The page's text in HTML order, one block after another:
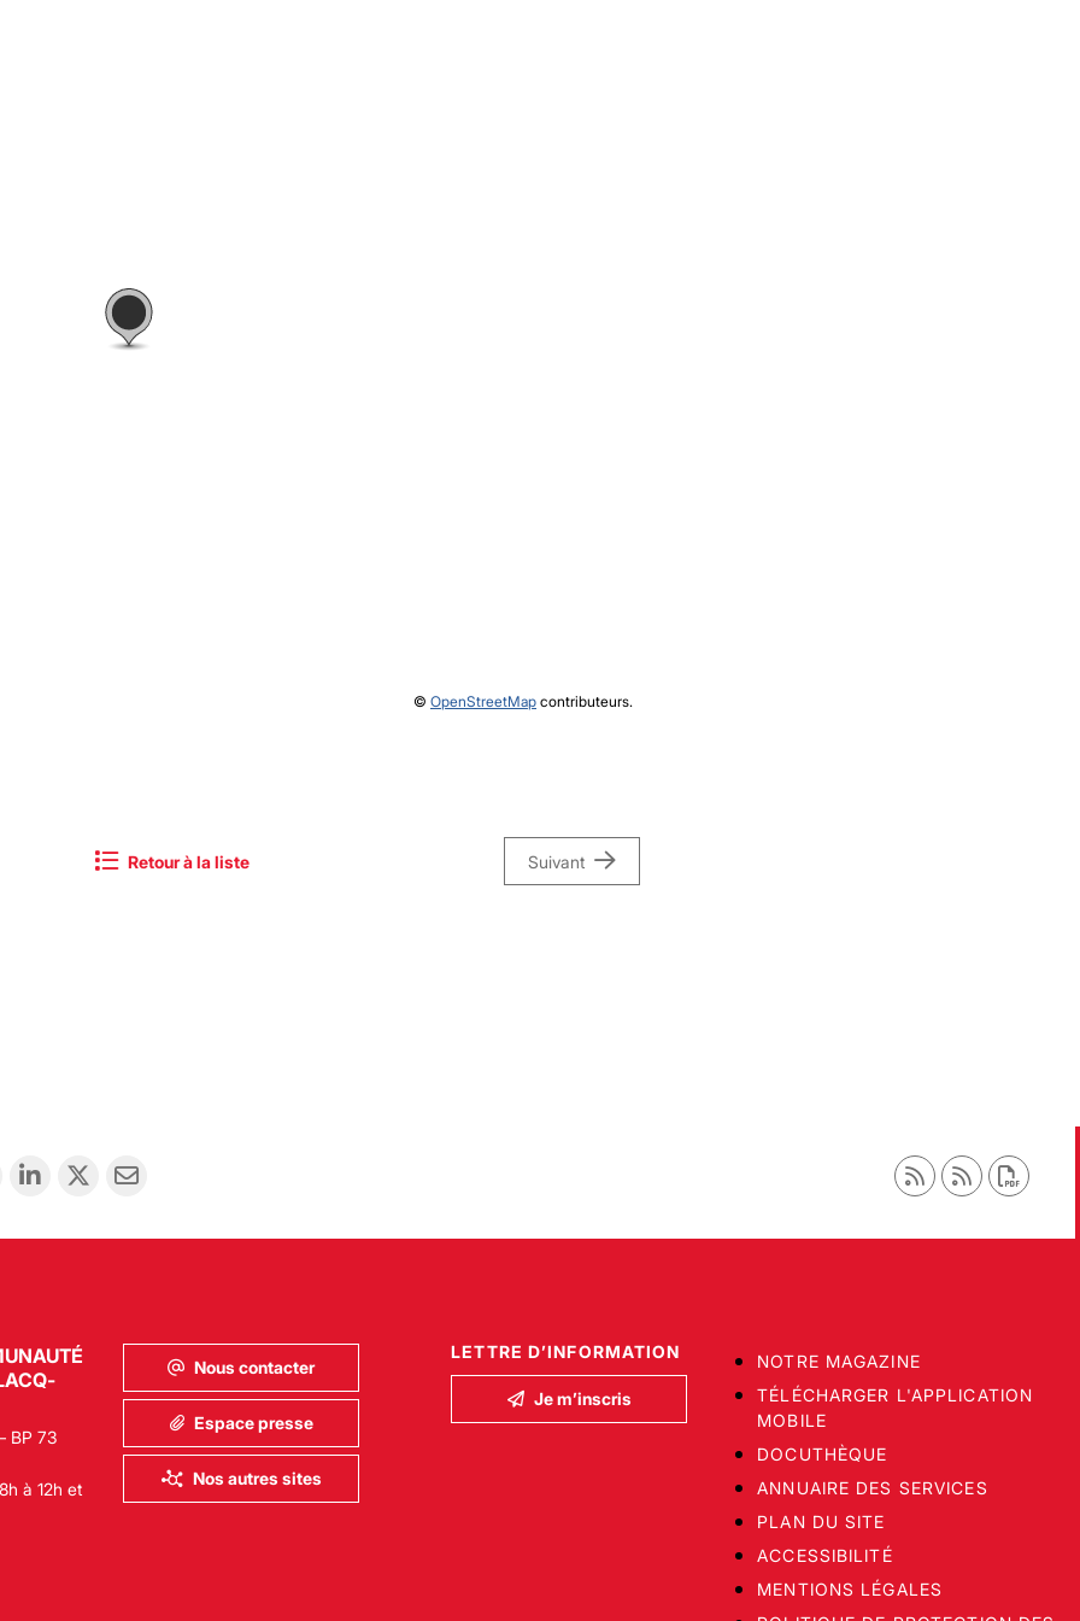
© OpenStreetMap contributeurs.
Retour à la liste Suivant
BP 73
à 12h et
Nous contacter
Espace presse
Nos autres sites
LETTRE D’INFORMATION
Je m’inscris
NOTRE MAGAZINE
TÉLÉCHARGER L'APPLICATION
MOBILE
DOCUTHÈQUE
ANNUAIRE DES SERVICES
PLAN DU SITE
ACCESSIBILITÉ
MENTIONS LÉGALES